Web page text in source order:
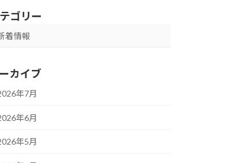
ゴリー
着情報
カイブ
年7月
年6月
年5月